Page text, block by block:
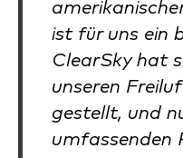
ist für uns ein
ClearSky hat
unseren
gestellt, und
umfassenden